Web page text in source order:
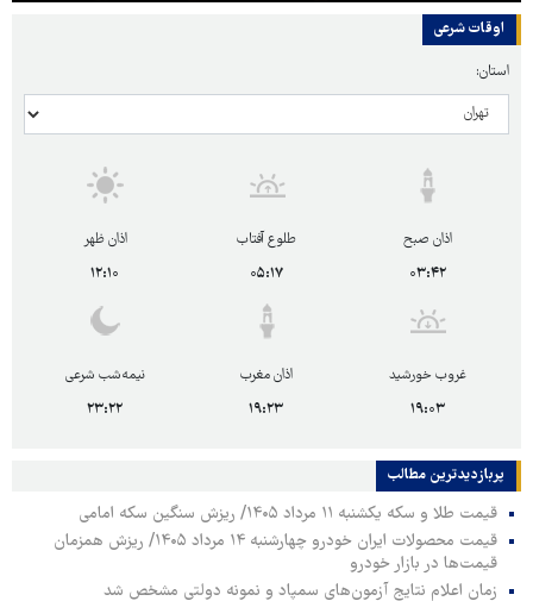
اوقات شرعی
استان:
اذان صبح
۰۳:۴۲
طلوع آفتاب
۰۵:۱۷
اذان ظهر
۱۲:۱۰
غروب خورشید
۱۹:۰۳
اذان مغرب
۱۹:۲۳
نیمه‌شب شرعی
۲۳:۲۲
پربازدیدترین‌ مطالب
قیمت طلا و سکه یکشنبه ۱۱ مرداد ۱۴۰۵/ ریزش سنگین سکه امامی
قیمت محصولات ایران خودرو چهارشنبه ۱۴ مرداد ۱۴۰۵/ ریزش همزمان
قیمت‌ها در بازار خودرو
زمان اعلام نتایج آزمون‌های سمپاد و نمونه دولتی مشخص شد